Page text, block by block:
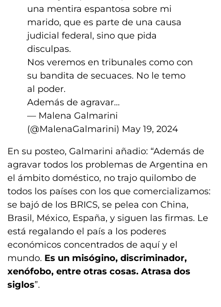
una mentira espantosa sobre mi
marido, que es parte de una causa
judicial federal, sino que pida
disculpas.
Nos veremos en tribunales como con
su bandita de secuaces. No le temo
al poder.
Además de agravar…
— Malena Galmarini
(@MalenaGalmarini) May 19, 2024
En su posteo, Galmarini añadio: “Además de
agravar todos los problemas de Argentina en
el ámbito doméstico, no trajo quilombo de
todos los países con los que comercializamos:
se bajó de los BRICS, se pelea con China,
Brasil, México, España, y siguen las firmas. Le
está regalando el país a los poderes
económicos concentrados de aquí y el
mundo. Es un misógino, discriminador,
xenófobo, entre otras cosas. Atrasa dos
siglos”.